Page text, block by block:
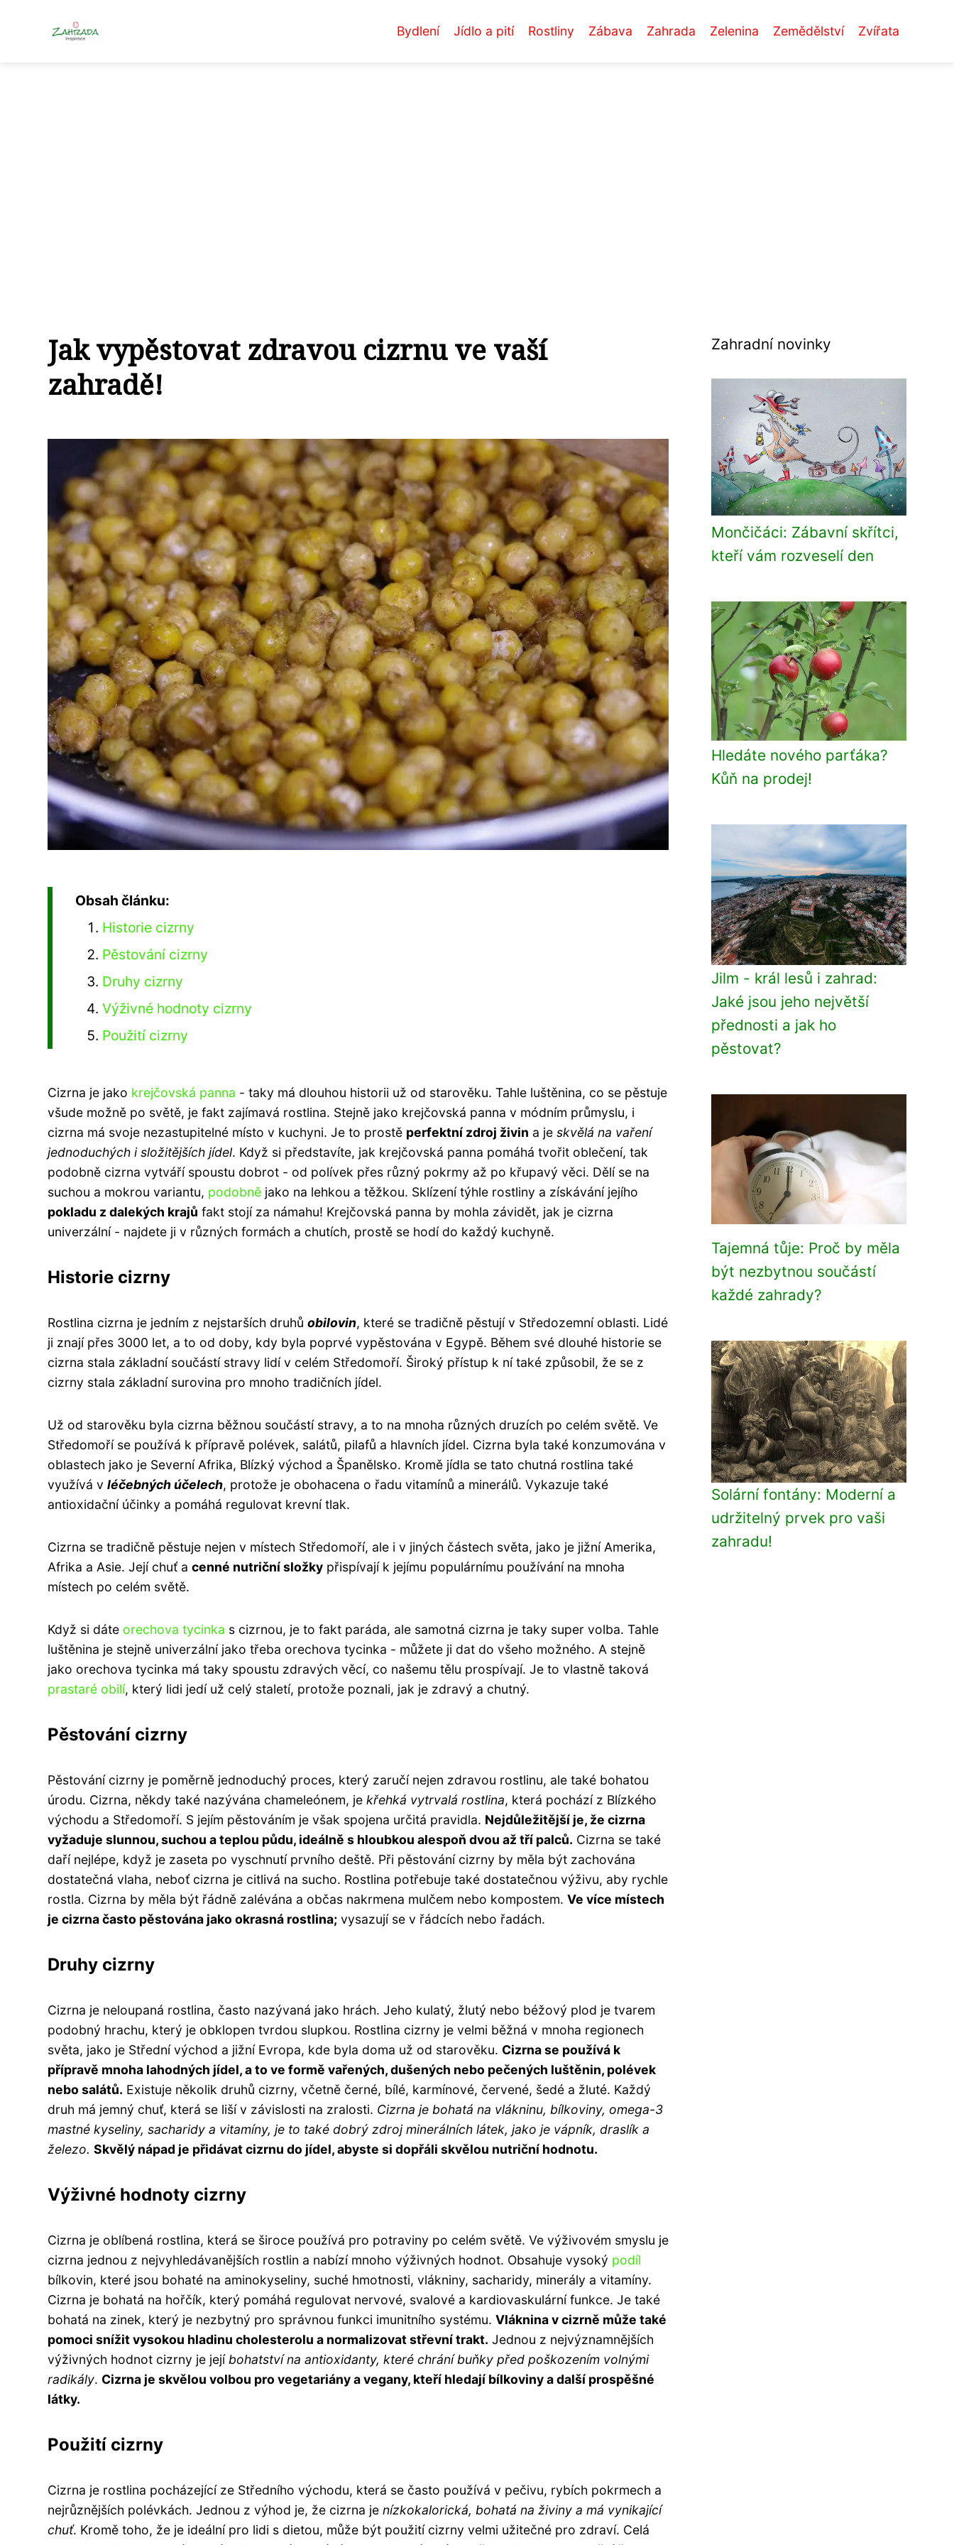
Bydlení Jídlo a pití Rostliny Zábava Zahrada Zelenina Zemědělství Zvířata
Jak vypěstovat zdravou cizrnu ve vaší
zahradě!
Obsah článku:
Historie cizrny
Pěstování cizrny
Druhy cizrny
Výživné hodnoty cizrny
Použití cizrny
Cizrna je jako krejčovská panna - taky má dlouhou historii už od starověku. Tahle luštěnina, co se pěstuje
všude možně po světě, je fakt zajímavá rostlina. Stejně jako krejčovská panna v módním průmyslu, i
cizrna má svoje nezastupitelné místo v kuchyni. Je to prostě perfektní zdroj živin a je skvělá na vaření
jednoduchých i složitějších jídel. Když si představíte, jak krejčovská panna pomáhá tvořit oblečení, tak
podobně cizrna vytváří spoustu dobrot - od polívek přes různý pokrmy až po křupavý věci. Dělí se na
suchou a mokrou variantu, podobně jako na lehkou a těžkou. Sklízení týhle rostliny a získávání jejího
pokladu z dalekých krajů fakt stojí za námahu! Krejčovská panna by mohla závidět, jak je cizrna
univerzální - najdete ji v různých formách a chutích, prostě se hodí do každý kuchyně.
Historie cizrny
Rostlina cizrna je jedním z nejstarších druhů obilovin, které se tradičně pěstují v Středozemní oblasti. Lidé
ji znají přes 3000 let, a to od doby, kdy byla poprvé vypěstována v Egypě. Během své dlouhé historie se
cizrna stala základní součástí stravy lidí v celém Středomoří. Široký přístup k ní také způsobil, že se z
cizrny stala základní surovina pro mnoho tradičních jídel.
Už od starověku byla cizrna běžnou součástí stravy, a to na mnoha různých druzích po celém světě. Ve
Středomoří se používá k přípravě polévek, salátů, pilafů a hlavních jídel. Cizrna byla také konzumována v
oblastech jako je Severní Afrika, Blízký východ a Španělsko. Kromě jídla se tato chutná rostlina také
využívá v léčebných účelech, protože je obohacena o řadu vitamínů a minerálů. Vykazuje také
antioxidační účinky a pomáhá regulovat krevní tlak.
Cizrna se tradičně pěstuje nejen v místech Středomoří, ale i v jiných částech světa, jako je jižní Amerika,
Afrika a Asie. Její chuť a cenné nutriční složky přispívají k jejímu populárnímu používání na mnoha
místech po celém světě.
Když si dáte orechova tycinka s cizrnou, je to fakt paráda, ale samotná cizrna je taky super volba. Tahle
luštěnina je stejně univerzální jako třeba orechova tycinka - můžete ji dat do všeho možného. A stejně
jako orechova tycinka má taky spoustu zdravých věcí, co našemu tělu prospívají. Je to vlastně taková
prastaré obilí, který lidi jedí už celý staletí, protože poznali, jak je zdravý a chutný.
Pěstování cizrny
Pěstování cizrny je poměrně jednoduchý proces, který zaručí nejen zdravou rostlinu, ale také bohatou
úrodu. Cizrna, někdy také nazývána chameleónem, je křehká vytrvalá rostlina, která pochází z Blízkého
východu a Středomoří. S jejím pěstováním je však spojena určitá pravidla. Nejdůležitější je, že cizrna
vyžaduje slunnou, suchou a teplou půdu, ideálně s hloubkou alespoň dvou až tří palců. Cizrna se také
daří nejlépe, když je zaseta po vyschnutí prvního deště. Při pěstování cizrny by měla být zachována
dostatečná vlaha, neboť cizrna je citlivá na sucho. Rostlina potřebuje také dostatečnou výživu, aby rychle
rostla. Cizrna by měla být řádně zalévána a občas nakrmena mulčem nebo kompostem. Ve více místech
je cizrna často pěstována jako okrasná rostlina; vysazují se v řádcích nebo řadách.
Druhy cizrny
Cizrna je neloupaná rostlina, často nazývaná jako hrách. Jeho kulatý, žlutý nebo béžový plod je tvarem
podobný hrachu, který je obklopen tvrdou slupkou. Rostlina cizrny je velmi běžná v mnoha regionech
světa, jako je Střední východ a jižní Evropa, kde byla doma už od starověku. Cizrna se používá k
přípravě mnoha lahodných jídel, a to ve formě vařených, dušených nebo pečených luštěnin, polévek
nebo salátů. Existuje několik druhů cizrny, včetně černé, bílé, karmínové, červené, šedé a žluté. Každý
druh má jemný chuť, která se liší v závislosti na zralosti. Cizrna je bohatá na vlákninu, bílkoviny, omega-3
mastné kyseliny, sacharidy a vitamíny, je to také dobrý zdroj minerálních látek, jako je vápník, draslík a
železo. Skvělý nápad je přidávat cizrnu do jídel, abyste si dopřáli skvělou nutriční hodnotu.
Výživné hodnoty cizrny
Cizrna je oblíbená rostlina, která se široce používá pro potraviny po celém světě. Ve výživovém smyslu je
cizrna jednou z nejvyhledávanějších rostlin a nabízí mnoho výživných hodnot. Obsahuje vysoký podíl
bílkovin, které jsou bohaté na aminokyseliny, suché hmotnosti, vlákniny, sacharidy, minerály a vitamíny.
Cizrna je bohatá na hořčík, který pomáhá regulovat nervové, svalové a kardiovaskulární funkce. Je také
bohatá na zinek, který je nezbytný pro správnou funkci imunitního systému. Vláknina v cizrně může také
pomoci snížit vysokou hladinu cholesterolu a normalizovat střevní trakt. Jednou z nejvýznamnějších
výživných hodnot cizrny je jejíbohatství na antioxidanty, které chrání buňky před poškozením volnými
radikály. Cizrna je skvělou volbou pro vegetariány a vegany, kteří hledají bílkoviny a další prospěšné
látky.
Použití cizrny
Cizrna je rostlina pocházející ze Středního východu, která se často používá v pečivu, rybích pokrmech a
nejrůznějších polévkách. Jednou z výhod je, že cizrna je nízkokalorická, bohatá na živiny a má vynikající
chuť. Kromě toho, že je ideální pro lidi s dietou, může být použití cizrny velmi užitečné pro zdraví. Celá
Zahradní novinky
Mončičáci: Zábavní skřítci,
kteří vám rozveselí den
Hledáte nového parťáka?
Kůň na prodej!
Jilm - král lesů i zahrad:
Jaké jsou jeho největší
přednosti a jak ho
pěstovat?
Tajemná tůje: Proč by měla
být nezbytnou součástí
každé zahrady?
Solární fontány: Moderní a
udržitelný prvek pro vaši
zahradu!